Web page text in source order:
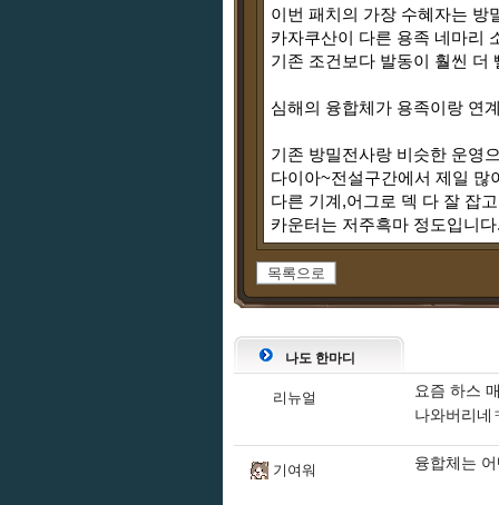
이번 패치의 가장 수혜자는 방
카자쿠산이 다른 용족 네마리
기존 조건보다 발동이 훨씬 더
심해의 융합체가 용족이랑 연
기존 방밀전사랑 비슷한 운영
다이아~전설구간에서 제일 많
다른 기계,어그로 덱 다 잘 잡
카운터는 저주흑마 정도입니
목록으로
나도 한마디
리뉴얼
요즘 하스
나와버리네
기여워 융합체는